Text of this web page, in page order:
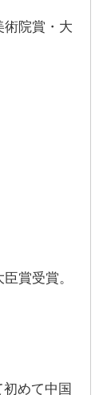
術院賞・大
賞受賞。
めて中国